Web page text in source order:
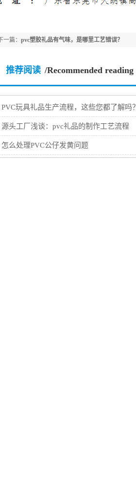
下一篇： pvc塑胶礼品有气味，是哪里工艺错误？
推荐阅读 /Recommended reading
PVC玩具礼品生产流程，这些您都了解吗？
源头工厂浅谈：pvc礼品的制作工艺流程
怎么处理PVC公仔发黄问题